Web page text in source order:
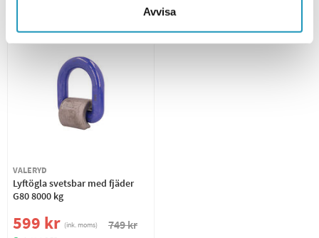
Avvisa
VALERYD
Lyftögla svetsbar med fjäder
G80 8000 kg
599 kr (ink. moms) 749 kr